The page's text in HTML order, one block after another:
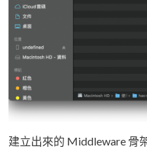
建立出來的 Middleware 骨